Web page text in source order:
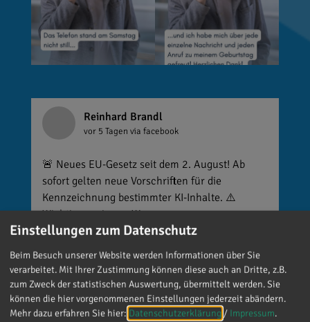
Reinhard Brandl
vor 5 Tagen via facebook
🚨 Neues EU-Gesetz seit dem 2. August! Ab
sofort gelten neue Vorschriften für die
Kennzeichnung bestimmter KI-Inhalte. ⚠️
Wichtig zu wissen: Wer
kennzeichnungspflichtige KI-Inhalte
veröffentlicht und diese nicht entsprechend
kennzeichnet, riskiert Bußgelder von bis zu 15
Millionen Euro. 📌 Was muss gekennzeichnet
werden? Unter anderem KI-generierte oder KI-
manipulierte Inhalte, die echte Personen, Orte
Einstellungen zum Datenschutz
Beim Besuch unserer Website werden Informationen über Sie
verarbeitet. Mit Ihrer Zustimmung können diese auch an Dritte, z.B.
zum Zweck der statistischen Auswertung, übermittelt werden. Sie
können die hier vorgenommenen Einstellungen jederzeit abändern.
Mehr dazu erfahren Sie hier: Datenschutzerklärung / Impressum.